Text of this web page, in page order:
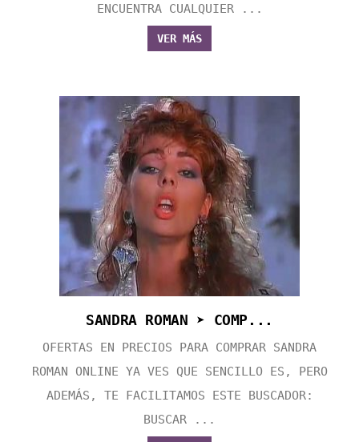
ENCUENTRA CUALQUIER ...
VER MÁS
SANDRA ROMAN ➤ COMP...
OFERTAS EN PRECIOS PARA COMPRAR SANDRA
ROMAN ONLINE YA VES QUE SENCILLO ES, PERO
ADEMÁS, TE FACILITAMOS ESTE BUSCADOR:
BUSCAR ...